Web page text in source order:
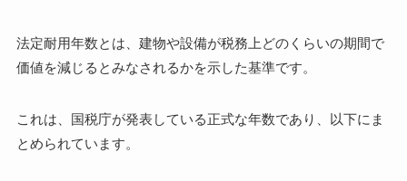
法定耐用年数とは、建物や設備が税務上どのくらいの期間で
価値を減じるとみなされるかを示した基準です。
これは、国税庁が発表している正式な年数であり、以下にま
とめられています。